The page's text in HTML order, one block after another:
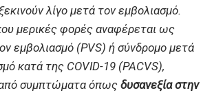
λίγο μετά τον εμβολιασμό.
μερικές φορές αναφέρεται ως
εμβολιασμό (PVS) ή σύνδρομο μετά
κατά της COVID-19 (PACVS),
από συμπτώματα όπως δυσανεξία στην